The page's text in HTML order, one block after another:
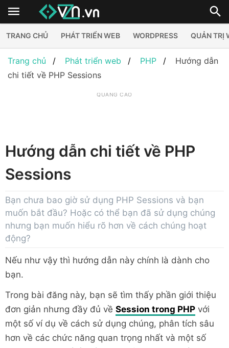
TRANG CHỦ PHÁT TRIỂN WEB WORDPRESS QUẢN TRỊ
Trang chủ Phát triển web PHP
Hướng dẫn
chi tiết về PHP Sessions
QUẢNG CÁO
Hướng dẫn chi tiết về PHP
Sessions
Bạn chưa bao giờ sử dụng PHP Sessions và bạn
muốn bắt đầu? Hoặc có thể bạn đã sử dụng chúng
nhưng bạn muốn hiểu rõ hơn về cách chúng hoạt
động?
Nếu như vậy thì hướng dẫn này chính là dành cho
bạn.
Trong bài đăng này, bạn sẽ tìm thấy phần giới thiệu
đơn giản nhưng đầy đủ về Session trong PHP với
một số ví dụ về cách sử dụng chúng, phân tích sâu
hơn về các chức năng quan trọng nhất và một số